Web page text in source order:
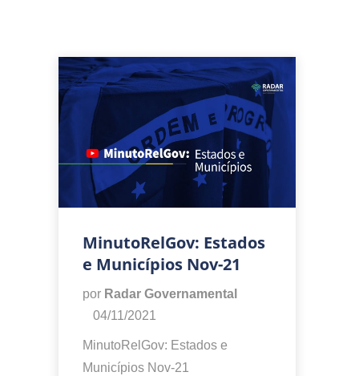
MinutoRelGov: Estados
e Municípios Nov-21
por Radar Governamental
04/11/2021
MinutoRelGov: Estados e
Municípios Nov-21